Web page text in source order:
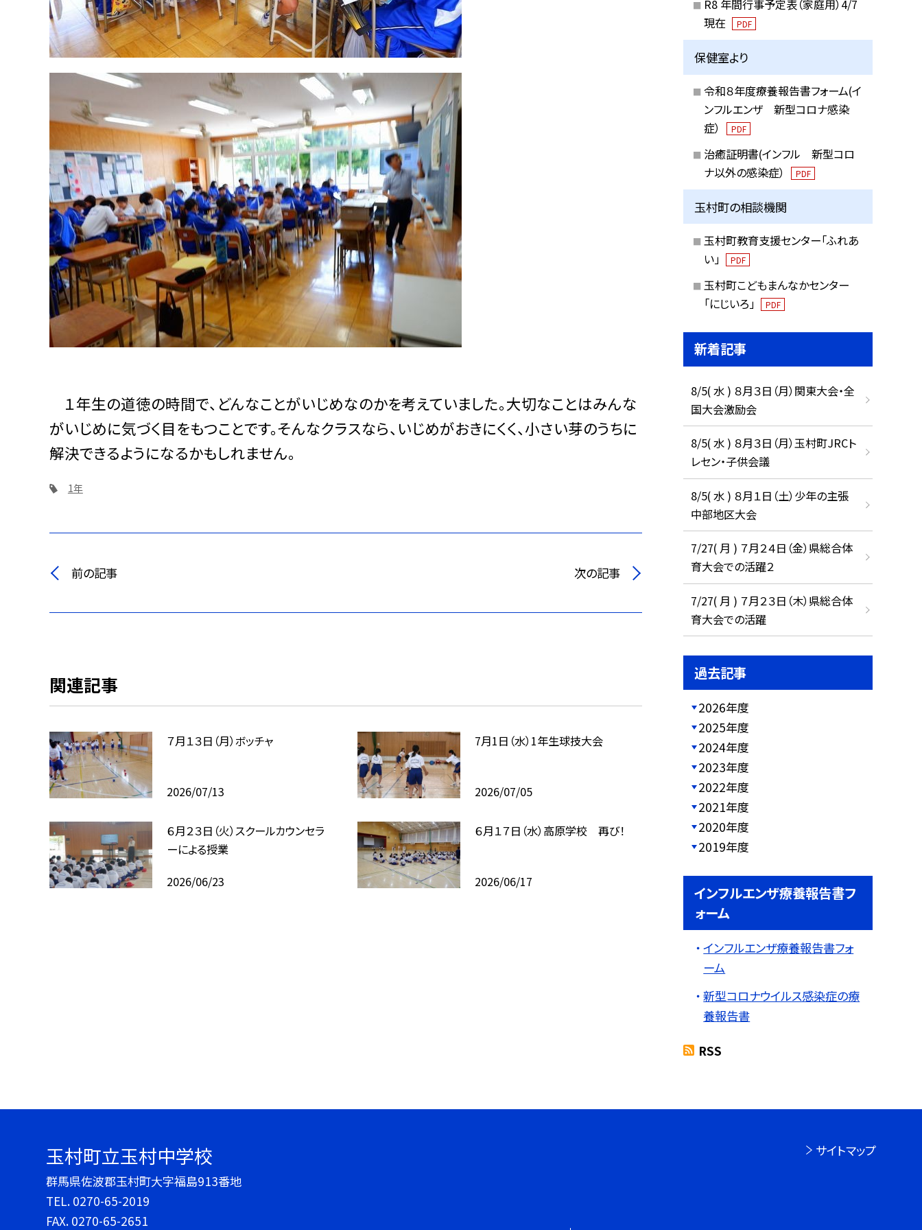
１年生の道徳の時間で、どんなことがいじめなのかを考えていました。大切なことはみんな
がいじめに気づく目をもつことです。そんなクラスなら、いじめがおきにくく、小さい芽のうちに
解決できるようになるかもしれません。
1年
前の記事 次の記事
関連記事
７月１３日（月）ボッチャ
2026/07/13
7月1日（水）1年生球技大会
2026/07/05
６月２３日（火）スクールカウンセラ
ーによる授業
2026/06/23
６月１７日（水）高原学校 再び！
2026/06/17
R8 年間行事予定表（家庭用）4/7
現在
PDF
保健室より
令和８年度療養報告書フォーム(イ
ンフルエンザ 新型コロナ感染
症）
PDF
治癒証明書(インフル 新型コロ
ナ以外の感染症）
PDF
玉村町の相談機関
玉村町教育支援センター「ふれあ
い」
PDF
玉村町こどもまんなかセンター
「にじいろ」
PDF
新着記事
8/5( 水 ) ８月３日（月）関東大会・全
国大会激励会
8/5( 水 ) ８月３日（月）玉村町JRCト
レセン・子供会議
8/5( 水 ) ８月１日（土）少年の主張
中部地区大会
7/27( 月 ) ７月２４日（金）県総合体
育大会での活躍２
7/27( 月 ) ７月２３日（木）県総合体
育大会での活躍
過去記事
2026年度
2025年度
2024年度
2023年度
2022年度
2021年度
2020年度
2019年度
インフルエンザ療養報告書フ
ォーム
インフルエンザ療養報告書フォ
ーム
新型コロナウイルス感染症の療
養報告書
RSS
玉村町立玉村中学校
群馬県佐波郡玉村町大字福島913番地
TEL. 0270-65-2019
FAX. 0270-65-2651
サイトマップ